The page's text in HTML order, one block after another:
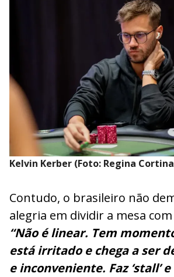
Kelvin Kerber (Foto: Regina
Contudo, o brasileiro não
alegria em dividir a mesa
“Não é linear. Tem
está irritado e chega a ser
e inconveniente. Faz ‘stall’